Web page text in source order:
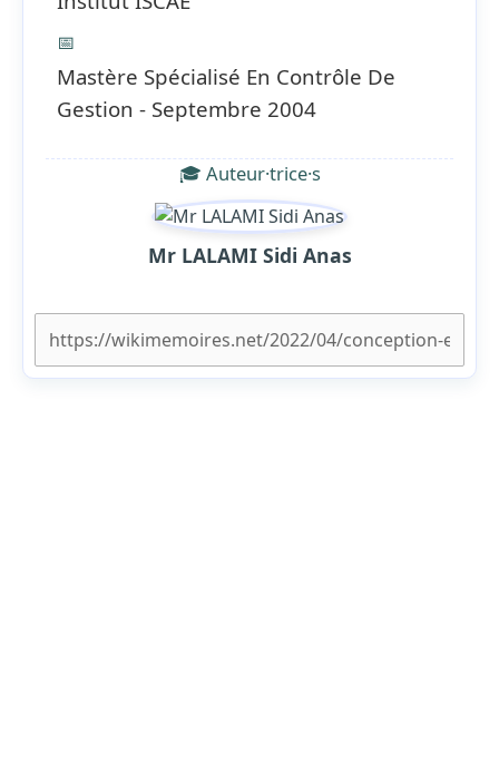
📅
Mastère Spécialisé En Contrôle De
Gestion - Septembre 2004
🎓 Auteur·trice·s
Mr LALAMI Sidi Anas